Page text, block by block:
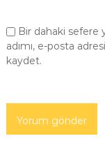
Bir dahaki sefere
adımı, e-posta
kaydet.